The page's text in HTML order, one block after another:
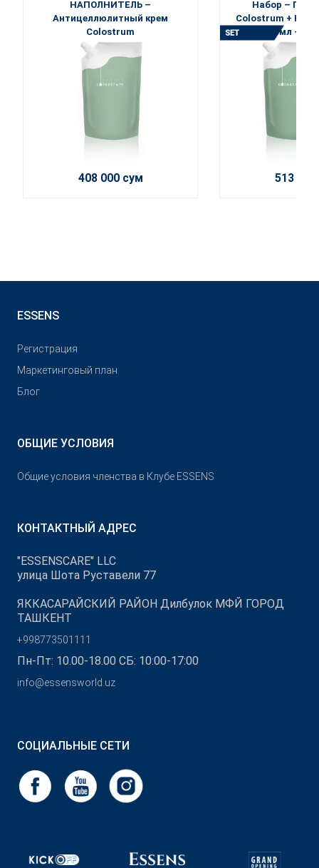
НАПОЛНИТЕЛЬ –
Антицеллюлитный крем
Colostrum
408 000 сум
Набор – Гель
Colostrum +
мл +
513
ESSENS
Pегистрация
Маркетинговый план
Блог
ОБЩИЕ УСЛОВИЯ
Общие условия членства в Клубе ESSENS
КОНТАКТНЫЙ АДРЕС
"ESSENSCARE" LLC
улица Шота Руставели 77
ЯККАСАРАЙСКИЙ РАЙОН Дилбулок МФЙ ГОРОД
ТАШКЕНТ
+998773501111
Пн-Пт: 10.00-18.00 СБ: 10:00-17:00
info@essensworld.uz
СОЦИАЛЬНЫЕ СЕТИ